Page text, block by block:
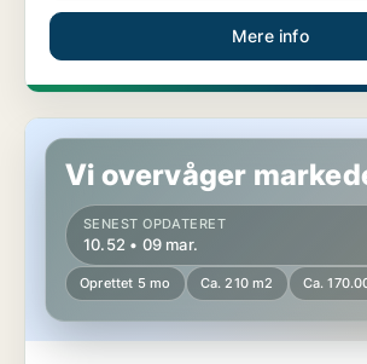
Mere info
Butik i Frederikshavn
Vi overvåger
SENEST OPDATERET
10.52 • 09 mar.
Oprettet 5 mo Ca. 210 m2 Ca.